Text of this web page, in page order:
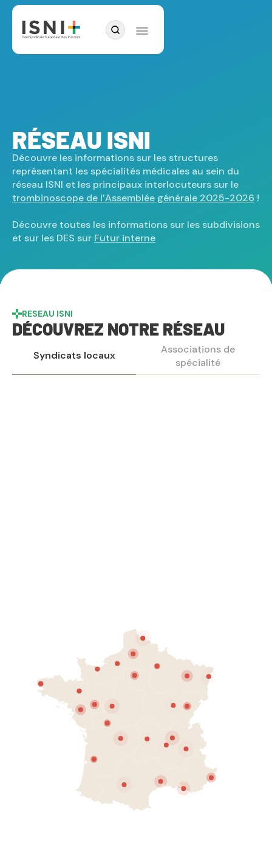
RÉSEAU ISNI
Découvre les informations sur les structures
représentant les spécialités médicales au sein du
réseau ISNI et les principaux interlocuteurs sur le
trombinoscope de l’Assemblée générale 2025-2026 !
Découvre toutes les informations sur les subdivisions
et sur les DES sur Futur interne
RESEAU ISNI
DÉCOUVREZ NOTRE RÉSEAU
Syndicats locaux
Associations de
spécialité